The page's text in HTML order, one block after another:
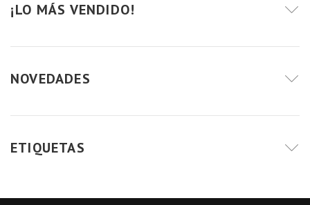
¡LO MÁS VENDIDO!
NOVEDADES
ETIQUETAS